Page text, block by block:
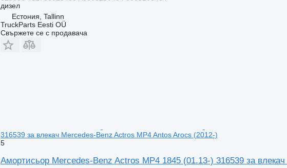
дизел
Естония, Tallinn
TruckParts Eesti OÜ
Свържете се с продавача
316539 за влекач Mercedes-Benz Actros MP4 Antos Arocs (2012-)
5
Амортисьор Mercedes-Benz Actros MP4 1845 (01.13-) 316539 за